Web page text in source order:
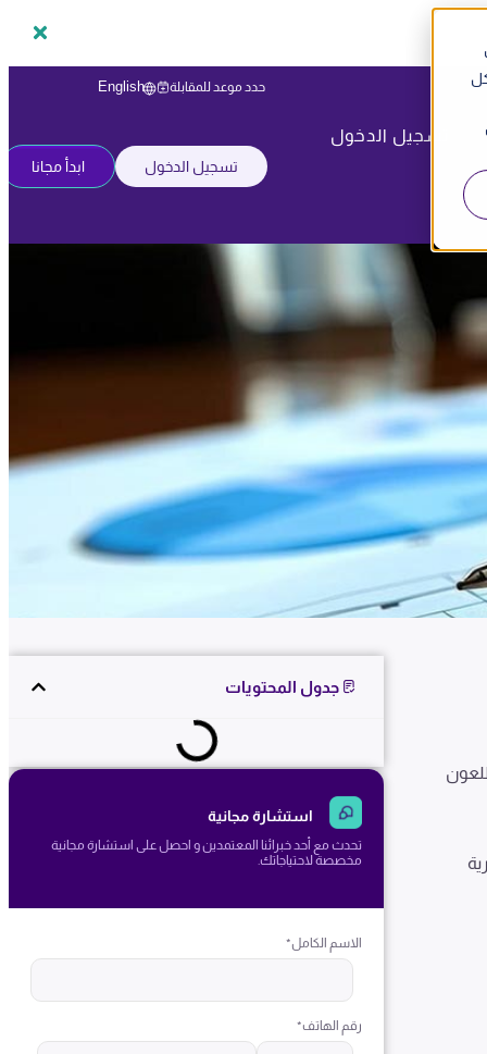
English حدد موعد للمقابلة
تسجيل الدخول
تسجيل الدخول ابدأ مجانا
جدول المحتويات
استشارة مجانية
تحدث مع أحد خبرائنا المعتمدين و احصل على استشارة مجانية
مخصصة لاحتياجاتك.
الاسم الكامل*
رقم الهاتف*